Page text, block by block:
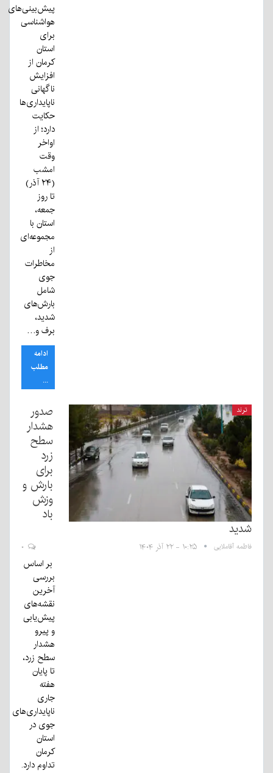
پیش‌بینی‌های
هواشناسی
برای
استان
کرمان از
افزایش
ناگهانی
ناپایداری‌ها
حکایت
دارد؛ از
اواخر
وقت
امشب
(۲۴ آذر)
تا روز
جمعه،
استان با
مجموعه‌ای
از
مخاطرات
جوی
شامل
بارش‌های
شدید،
برف و…
ادامه
مطلب
...
ترند
صدور
هشدار
سطح
زرد
برای
بارش و
وزش
باد
شدید
فاطمه آقاملایی ۱۰:۲۵ - ۲۲ آذر ۱۴۰۴
بر اساس
بررسی
آخرین
نقشه‌های
پیش‌یابی
و پیرو
هشدار
سطح زرد،
تا پایان
هفته
جاری
ناپایداری‌های
جوی در
استان
کرمان
تداوم دارد.